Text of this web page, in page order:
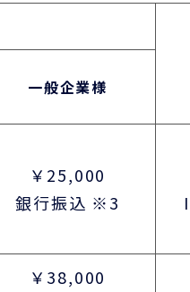
一般企業様
￥25,000
銀行振込 ※3
￥38,000